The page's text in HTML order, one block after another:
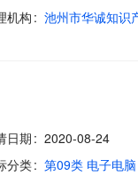
机构
日期
2020-08-24
分类
第09类 电子电脑